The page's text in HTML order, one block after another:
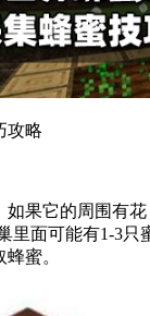
攻略
如果它的周围有
里面可能有1-3只
蜜。